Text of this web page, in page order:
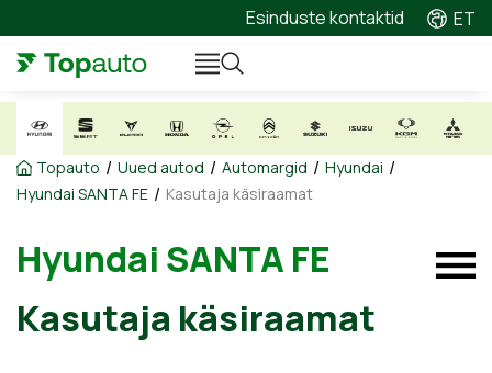
Esinduste kontaktid ET
Topauto / Uued autod / Automargid / Hyundai /
Hyundai SANTA FE / Kasutaja käsiraamat
Hyundai SANTA FE
Kasutaja käsiraamat